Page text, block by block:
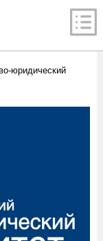
юридический